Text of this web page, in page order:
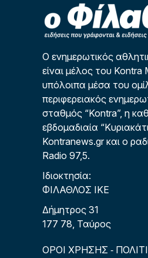
Ο ενημερωτικός
είναι μέλος του
υπόλοιπα μέσα του
περιφερειακός
σταθμός “Kontra”, η
εβδομαδιαία
Kontranews.gr και ο
Radio 97,5.
Ιδιοκτησία:
ΦΙΛΑΘΛΟΣ ΙΚΕ
Δήμητρος 31
177 78, Ταύρος
ΟΡΟΙ ΧΡΗΣΗΣ -